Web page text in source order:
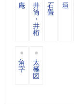
庵 井
筒
・
井
桁
石
畳
垣
角
字
太
極
図